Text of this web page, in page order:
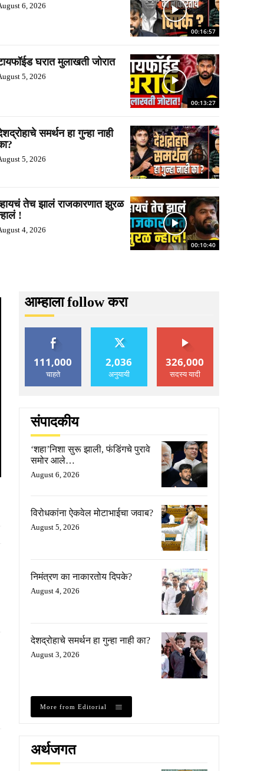
00:16:57
6, 2026
00:13:27
घरात मुलाखती जोरात
5, 2026
समर्थन हा गुन्हा नाही
5, 2026
00:10:40
तेच झालं राजकारणात झुरळ
!
4, 2026
आम्हाला follow करा
111,000
चाहते
2,036
अनुयायी
326,000
सदस्य यादी
संपादकीय
‘शहा’निशा सुरू झाली, फंडिंगचे पुरावे
समोर आले…
August 6, 2026
विरोधकांना ऐकवेल मोटाभाईचा जवाब?
August 5, 2026
निमंत्रण का नाकारतोय दिपके?
August 4, 2026
देशद्रोहाचे समर्थन हा गुन्हा नाही का?
August 3, 2026
More from Editorial
अर्थजगत